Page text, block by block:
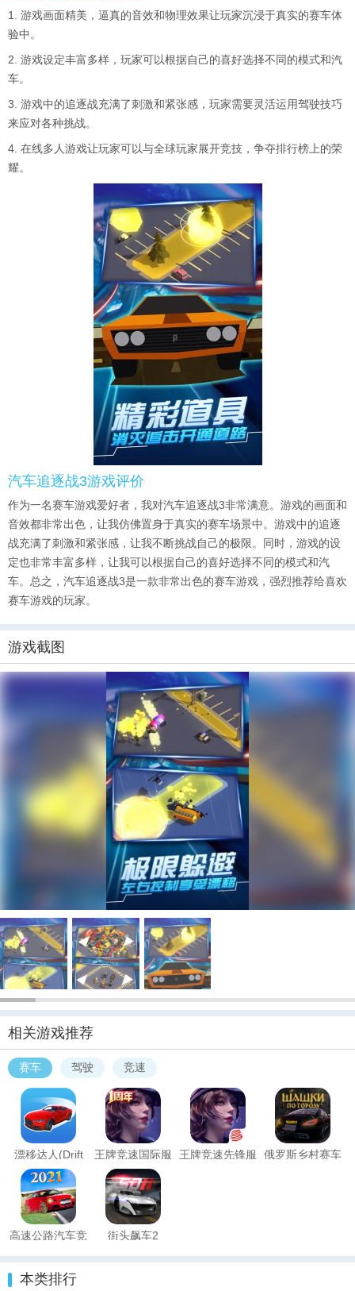
1. 游戏画面精美，逼真的音效和物理效果让玩家沉浸于真实的赛车体
验中。
2. 游戏设定丰富多样，玩家可以根据自己的喜好选择不同的模式和汽
车。
3. 游戏中的追逐战充满了刺激和紧张感，玩家需要灵活运用驾驶技巧
来应对各种挑战。
4. 在线多人游戏让玩家可以与全球玩家展开竞技，争夺排行榜上的荣
耀。
汽车追逐战3游戏评价
作为一名赛车游戏爱好者，我对汽车追逐战3非常满意。游戏的画面和
音效都非常出色，让我仿佛置身于真实的赛车场景中。游戏中的追逐
战充满了刺激和紧张感，让我不断挑战自己的极限。同时，游戏的设
定也非常丰富多样，让我可以根据自己的喜好选择不同的模式和汽
车。总之，汽车追逐战3是一款非常出色的赛车游戏，强烈推荐给喜欢
赛车游戏的玩家。
游戏截图
相关游戏推荐
赛车 驾驶 竞速
漂移达人(Drift
Park)
王牌竞速国际服 王牌竞速先锋服
俄罗斯乡村赛车
高速公路汽车竞
速2021
街头飙车2
本类排行